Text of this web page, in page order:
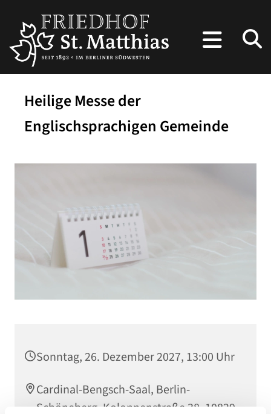
Heilige Messe der
Englischsprachigen Gemeinde
Sonntag, 26. Dezember 2027, 13:00 Uhr
Cardinal-Bengsch-Saal, Berlin-
Schöneberg, Kolonnenstraße 38, 10829